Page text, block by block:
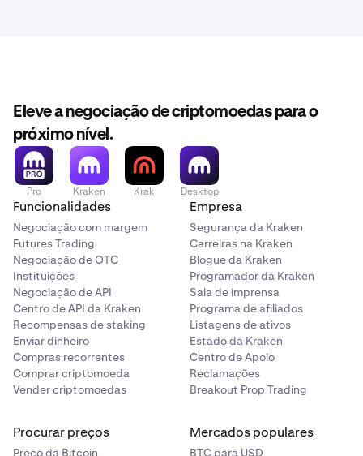
Eleve a negociação de criptomoedas para o
próximo nível.
Pro Kraken Krak Desktop
Funcionalidades
Negociação com margem
Futures Trading
Negociação de OTC
Instituições
Negociação de API
Centro de API da Kraken
Recompensas de staking
Enviar dinheiro
Compras recorrentes
Comprar criptomoeda
Vender criptomoedas
Empresa
Segurança da Kraken
Carreiras na Kraken
Blogue da Kraken
Programador da Kraken
Sala de imprensa
Programa de afiliados
Listagens de ativos
Estado da Kraken
Centro de Apoio
Reclamações
Breakout Prop Trading
Procurar preços
Preço da Bitcoin
Mercados populares
BTC para USD